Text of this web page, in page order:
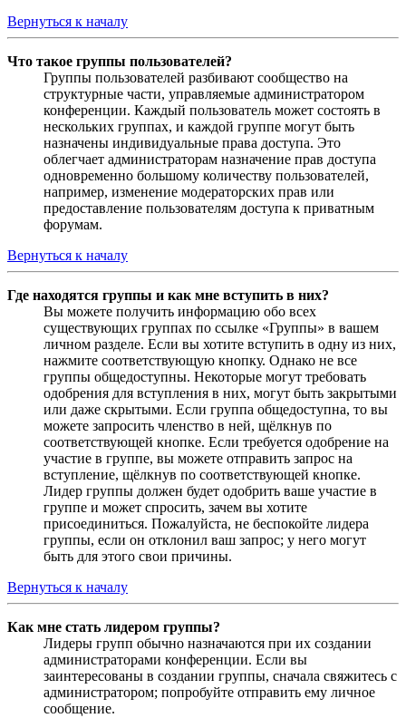
Вернуться к началу
Что такое группы пользователей?
Группы пользователей разбивают сообщество на
структурные части, управляемые администратором
конференции. Каждый пользователь может состоять в
нескольких группах, и каждой группе могут быть
назначены индивидуальные права доступа. Это
облегчает администраторам назначение прав доступа
одновременно большому количеству пользователей,
например, изменение модераторских прав или
предоставление пользователям доступа к приватным
форумам.
Вернуться к началу
Где находятся группы и как мне вступить в них?
Вы можете получить информацию обо всех
существующих группах по ссылке «Группы» в вашем
личном разделе. Если вы хотите вступить в одну из них,
нажмите соответствующую кнопку. Однако не все
группы общедоступны. Некоторые могут требовать
одобрения для вступления в них, могут быть закрытыми
или даже скрытыми. Если группа общедоступна, то вы
можете запросить членство в ней, щёлкнув по
соответствующей кнопке. Если требуется одобрение на
участие в группе, вы можете отправить запрос на
вступление, щёлкнув по соответствующей кнопке.
Лидер группы должен будет одобрить ваше участие в
группе и может спросить, зачем вы хотите
присоединиться. Пожалуйста, не беспокойте лидера
группы, если он отклонил ваш запрос; у него могут
быть для этого свои причины.
Вернуться к началу
Как мне стать лидером группы?
Лидеры групп обычно назначаются при их создании
администраторами конференции. Если вы
заинтересованы в создании группы, сначала свяжитесь с
администратором; попробуйте отправить ему личное
сообщение.